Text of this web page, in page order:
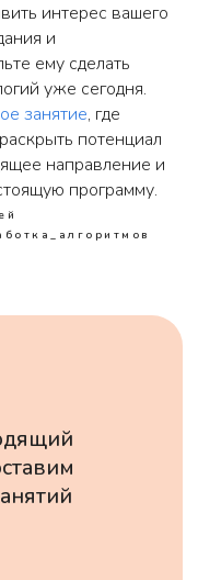
интерес вашего
и
ему сделать
уже сегодня.
занятие, где
потенциал
направление и
программу.